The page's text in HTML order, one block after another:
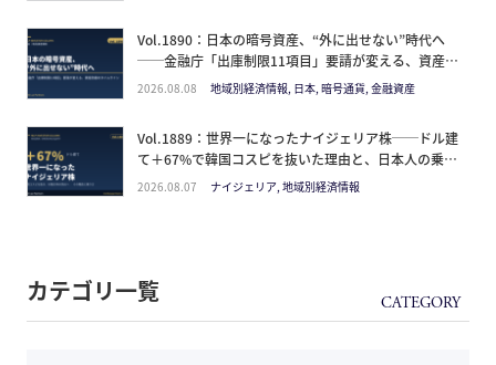
Vol.1890：日本の暗号資産、“外に出せない”時代へ
──金融庁「出庫制限11項目」要請が変える、資産防
衛のタイムライン
2026.08.08 地域別経済情報, 日本, 暗号通貨, 金融資産
Vol.1889：世界一になったナイジェリア株──ドル建
て＋67%で韓国コスピを抜いた理由と、日本人の乗り
方
2026.08.07 ナイジェリア, 地域別経済情報
カテゴリ一覧